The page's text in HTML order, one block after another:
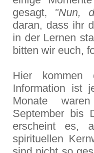
gesagt, "Nun,
daran, dass ihr
in der Lernen
bitten wir euch,
Hier kommen
Information ist
Monate
September bis
erscheint es,
spirituellen